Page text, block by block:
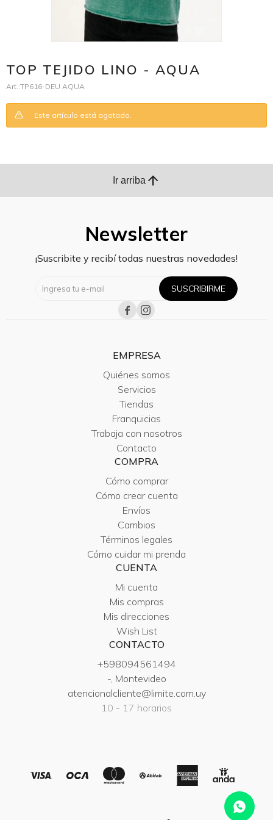
TOP TEJIDO LINO - AQUA
TP616-DEU AQUA
Este artículo está agotado.
Ir arriba arrow_upward
Newsletter
¡Suscribite y recibí todas nuestras novedades!
SUSCRIBIRME
 
EMPRESA
Quiénes somos
Servicios
Tiendas
Franquicias
Trabaja con nosotros
Contacto
COMPRA
Cómo comprar
Cómo crear cuenta
Envíos
Cambios
Términos legales
Cómo cuidar mi prenda
CUENTA
Mi cuenta
Mis compras
Mis direcciones
Wish List
CONTACTO
+598094561494
-, Montevideo
atencionalcliente@limite.com.uy
10 - 17 horarios